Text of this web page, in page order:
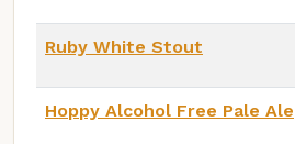
Ruby White Stout
Hoppy Alcohol Free Pale Ale